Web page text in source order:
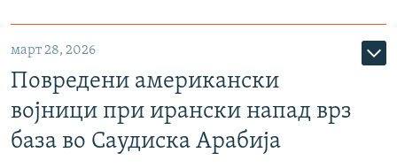
март 28, 2026
Повредени американски
војници при ирански напад врз
база во Саудиска Арабија